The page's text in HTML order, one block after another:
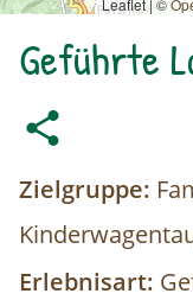
Leaflet | ©
Geführte
Zielgruppe:
Erlebnisart: